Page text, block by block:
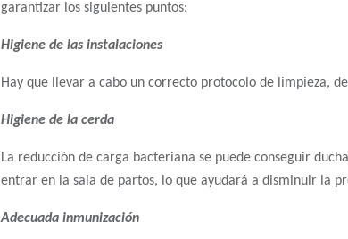
garantizar los siguientes puntos:
Higiene de las instalaciones
Hay que llevar a cabo un correcto protocolo de limpieza,
Higiene de la cerda
La reducción de carga bacteriana se puede conseguir
entrar en la sala de partos, lo que ayudará a disminuir la
Adecuada inmunización